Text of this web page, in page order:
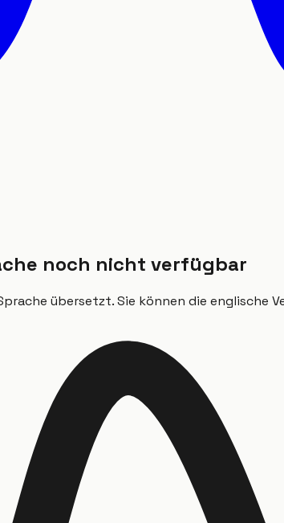
noch nicht verfügbar
übersetzt. Sie können die englische